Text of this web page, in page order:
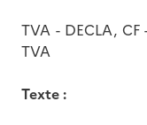
TVA - DECLA, CF
TVA
Texte :